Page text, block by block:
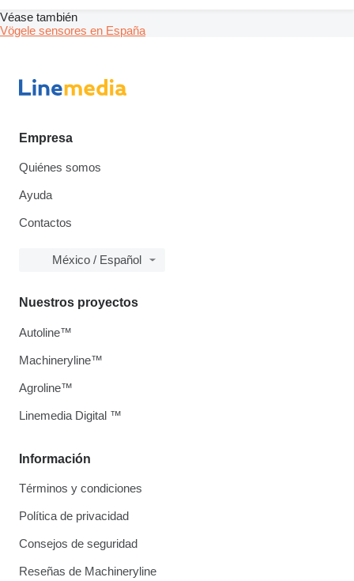
Véase también
Vögele sensores en España
Empresa
Quiénes somos
Ayuda
Contactos
México / Español
Información
Términos y condiciones
Política de privacidad
Consejos de seguridad
Reseñas de Machineryline
Nuestros proyectos
Autoline™
Machineryline™
Agroline™
Linemedia Digital ™